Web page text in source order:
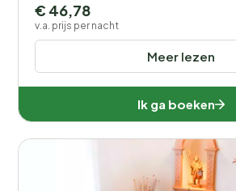
Meer lezen
€ 46,78
v.a. prijs per nacht
Ik ga boeken